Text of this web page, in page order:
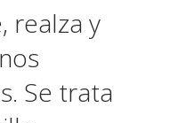
realza y
Se trata